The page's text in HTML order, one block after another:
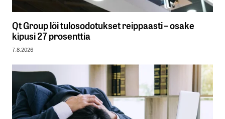
Qt Group löi tulosodotukset reippaasti – osake
kipusi 27 prosenttia
7.8.2026